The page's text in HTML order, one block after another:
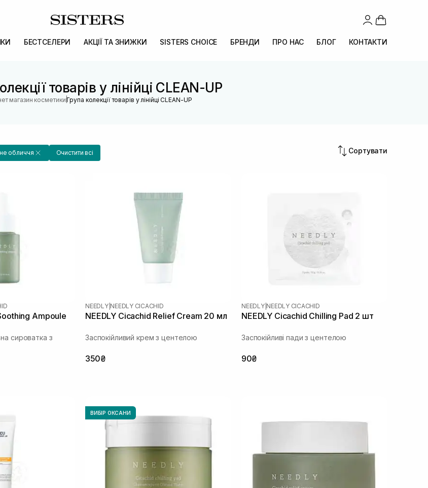
БЕСТСЕЛЕРИ АКЦІЇ ТА ЗНИЖКИ SISTERS CHOICE БРЕНДИ ПРО НАС БЛОГ КОНТАКТИ
товарів у лінійці CLEAN-UP
магазин косметики|Група колекції товарів у лінійці CLEAN-UP
обличчя Очистити всі Сортувати
Ampoule
сироватка з
NEEDLY| NEEDLY CICACHID
NEEDLY Cicachid Relief Cream 20 мл
Заспокійливий крем з центелою
350₴
NEEDLY| NEEDLY CICACHID
NEEDLY Cicachid Chilling Pad 2 шт
Заспокійливі пади з центелою
90₴
ВИБІР ОКСАНИ